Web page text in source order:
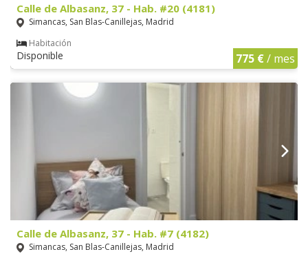
Calle de Albasanz, 37 - Hab. #20 (4181)
Simancas, San Blas-Canillejas, Madrid
Habitación
Disponible 775 €/ mes
Calle de Albasanz, 37 - Hab. #7 (4182)
Simancas, San Blas-Canillejas, Madrid